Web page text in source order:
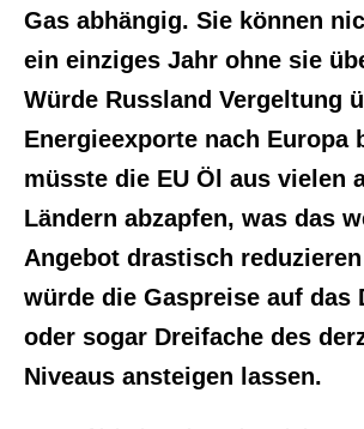
Gas abhängig. Sie können
ein einziges Jahr ohne sie
Würde Russland Vergeltung
Energieexporte nach Europa
müsste die EU Öl aus vielen
Ländern abzapfen, was das
Angebot drastisch
würde die Gaspreise auf das
oder sogar Dreifache des
Niveaus ansteigen lassen.